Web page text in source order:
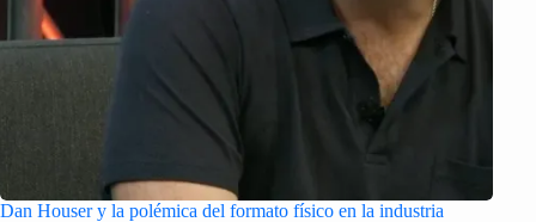
Dan Houser y la polémica del formato físico en la industria